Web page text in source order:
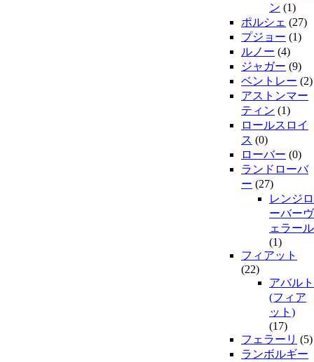
ン (1)
ポルシェ (27)
プジョー (1)
ルノー (4)
ジャガー (9)
ベントレー (2)
アストンマー
ティン (1)
ロールスロイ
ス (0)
ローバー (0)
ランドローバ
ー (27)
レンジロ
ーバーヴ
ェラール
(1)
フィアット
(22)
アバルト
(フィア
ット)
(17)
フェラーリ (5)
ランボルギー